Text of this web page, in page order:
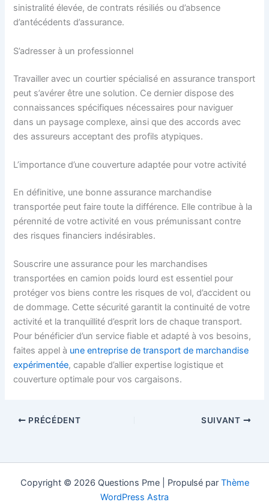
sinistralité élevée, de contrats résiliés ou d’absence
d’antécédents d’assurance.
S’adresser à un professionnel
Travailler avec un courtier spécialisé en assurance transport
peut s’avérer être une solution. Ce dernier dispose des
connaissances spécifiques nécessaires pour naviguer
dans un paysage complexe, ainsi que des accords avec
des assureurs acceptant des profils atypiques.
L’importance d’une couverture adaptée pour votre activité
En définitive, une bonne assurance marchandise
transportée peut faire toute la différence. Elle contribue à la
pérennité de votre activité en vous prémunissant contre
des risques financiers indésirables.
Souscrire une assurance pour les marchandises
transportées en camion poids lourd est essentiel pour
protéger vos biens contre les risques de vol, d’accident ou
de dommage. Cette sécurité garantit la continuité de votre
activité et la tranquillité d’esprit lors de chaque transport.
Pour bénéficier d’un service fiable et adapté à vos besoins,
faites appel à une entreprise de transport de marchandise
expérimentée, capable d’allier expertise logistique et
couverture optimale pour vos cargaisons.
PRÉCÉDENT SUIVANT
Copyright © 2026 Questions Pme | Propulsé par Thème
WordPress Astra